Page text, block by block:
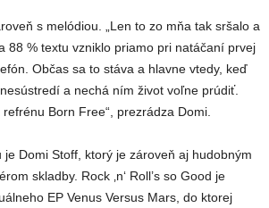
s melódiou. „Len to zo mňa tak sršalo a
88 % textu vzniklo priamo pri natáčaní prvej
Občas sa to stáva a hlavne vtedy, keď
a nechá ním život voľne prúdiť.
Born Free“, prezrádza Domi.
Domi Stoff, ktorý je zároveň aj hudobným
skladby. Rock ‚n‘ Roll’s so Good je
EP Venus Versus Mars, do ktorej